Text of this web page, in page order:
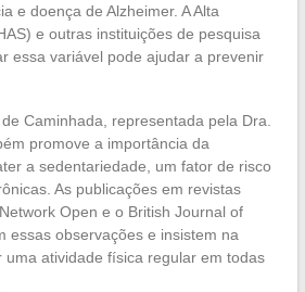
e doença de Alzheimer. A Alta
e outras instituições de pesquisa
essa variável pode ajudar a prevenir
Caminhada, representada pela Dra.
promove a importância da
a sedentariedade, um fator de risco
As publicações em revistas
Open e o British Journal of
essas observações e insistem na
uma atividade física regular em todas